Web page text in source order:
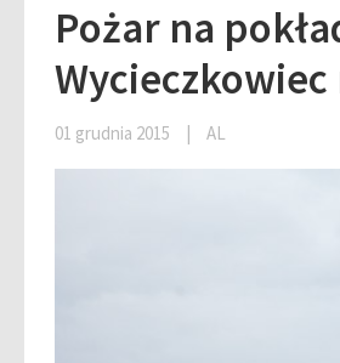
Pożar na
01 grudnia 2015 | AL